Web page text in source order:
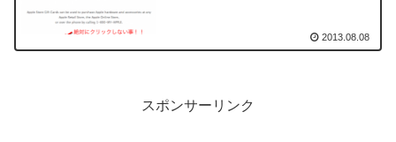
2013.08.08
スポンサーリンク